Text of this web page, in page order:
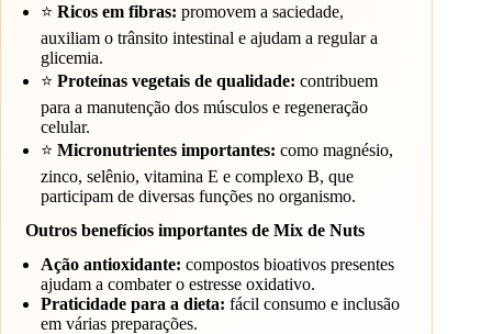
⭐Ricos em fibras: promovem a saciedade,
auxiliam o trânsito intestinal e ajudam a regular a
glicemia.
⭐Proteínas vegetais de qualidade: contribuem
para a manutenção dos músculos e regeneração
celular.
⭐Micronutrientes importantes: como magnésio,
zinco, selênio, vitamina E e complexo B, que
participam de diversas funções no organismo.
Outros benefícios importantes de Mix de Nuts
Ação antioxidante: compostos bioativos presentes
ajudam a combater o estresse oxidativo.
Praticidade para a dieta: fácil consumo e inclusão
em várias preparações.